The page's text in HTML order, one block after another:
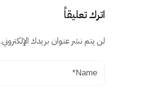
اترك تعليقاً
لن يتم نشر عنوان بريدك الإلكتروني.